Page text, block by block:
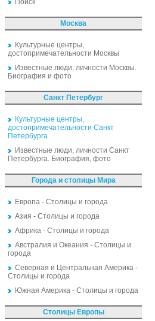
Поиск
Москва
Культурные центры,
достопримечательности Москвы
Известные люди, личности Москвы.
Биография и фото
Санкт Петербург
Культурные центры,
достопримечательности Санкт
Петербурга
Известные люди, личности Санкт
Петербурга. Биография, фото
Города и столицы Мира
Европа - Столицы и города
Азия - Столицы и города
Африка - Столицы и города
Австралия и Океания - Столицы и
города
Северная и Центральная Америка -
Столицы и города
Южная Америка - Столицы и города
Столицы Европы